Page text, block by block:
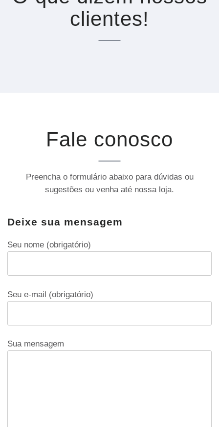
clientes!
Fale conosco
Preencha o formulário abaixo para dúvidas ou
sugestões ou venha até nossa loja.
Deixe sua mensagem
Seu nome (obrigatório)
Seu e-mail (obrigatório)
Sua mensagem